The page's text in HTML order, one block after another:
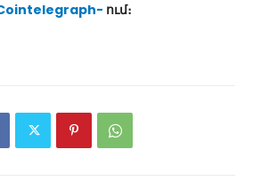
ում։